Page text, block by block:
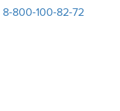
8-800-100-82-72